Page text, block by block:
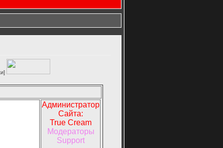
Администратор
Сайта:
True Cream
Модераторы
Support